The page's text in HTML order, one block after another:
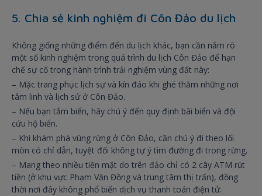
5. Chia sẻ kinh nghiệm đi Côn Đảo du lịch
Không giống những điểm đến du lịch khác, bạn cần nắm rõ
một số kinh nghiệm trong quá trình du lịch Côn Đảo để hạn
chế sự cố trong hành trình trải nghiệm vùng đất này:
– Mặc trang phục lịch sự và kín đáo khi ghé thăm những nơi
tâm linh và lịch sử ở Côn Đảo.
– Nếu bạn tắm biển, hãy chú ý đến quy định bãi biển và đội
cứu hộ biển.
– Khi khám phá vùng rừng ở Côn Đảo, cần chú ý đi theo lối
mòn có chỉ dẫn, tuyệt đối không tự ý tìm đường đi trong rừng.
– Mang theo nhiều tiền mặt do trên đảo chỉ có 2 cây ATM rút
tiền (ở khu vực Phạm Văn Đồng và trung tâm thị trấn), đồng
thời nơi đây không phổ biến dịch vụ thanh toán điện tử.